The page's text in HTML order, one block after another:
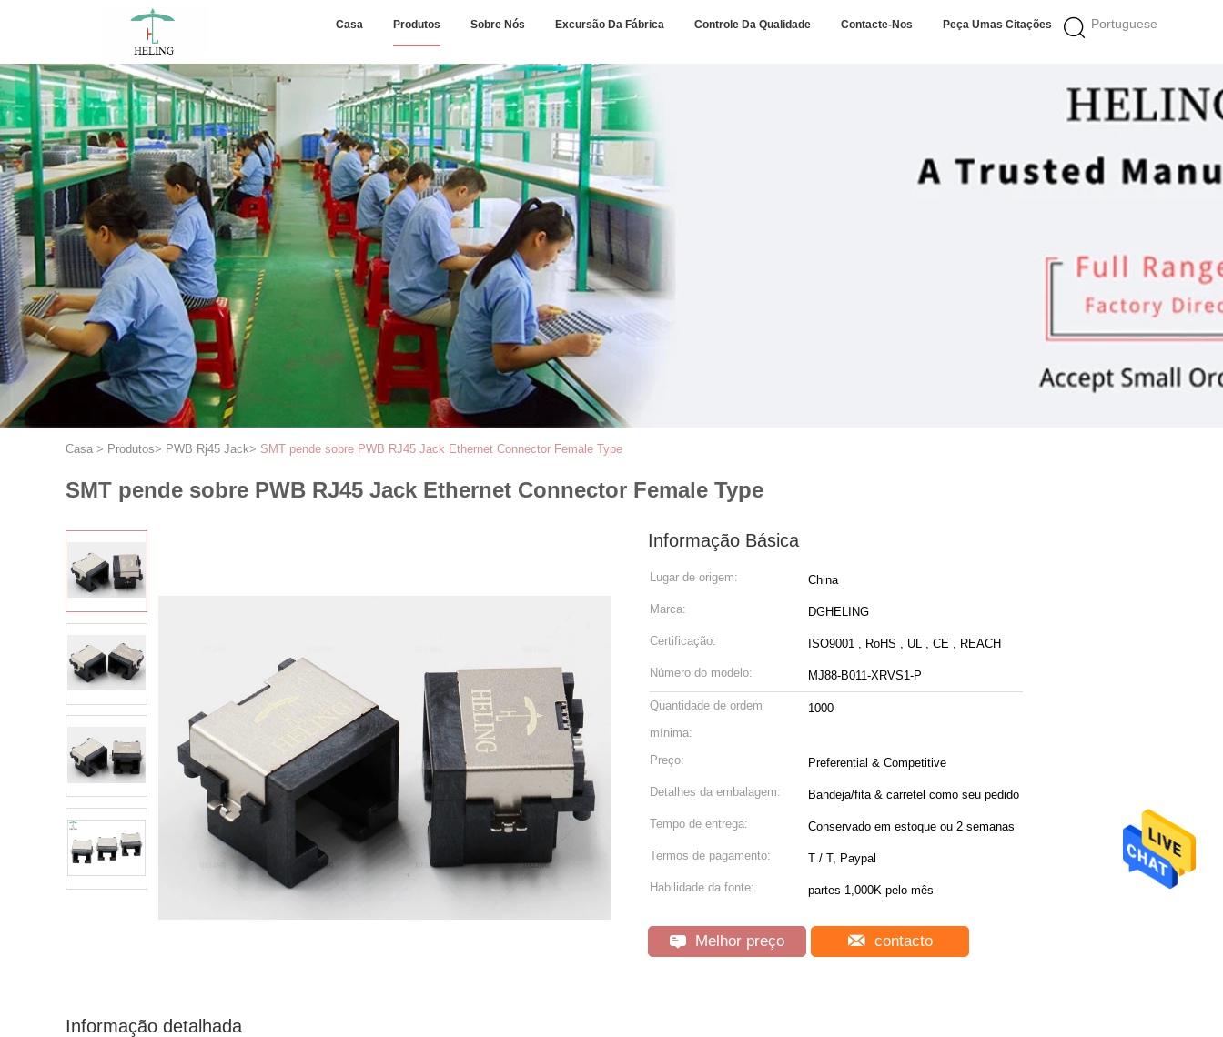
Portuguese
Casa Produtos Sobre Nós Excursão Da Fábrica Controle Da Qualidade Contacte-Nos Peça Umas Citações
Casa > Produtos> PWB Rj45 Jack> SMT pende sobre PWB RJ45 Jack Ethernet Connector Female Type
SMT pende sobre PWB RJ45 Jack Ethernet Connector Female Type
Informação Básica
Lugar de origem: China
Marca: DGHELING
Certificação: ISO9001 , RoHS , UL , CE , REACH
Número do modelo: MJ88-B011-XRVS1-P
Quantidade de ordem
mínima:
1000
Preço: Preferential & Competitive
Detalhes da embalagem: Bandeja/fita & carretel como seu pedido
Tempo de entrega: Conservado em estoque ou 2 semanas
Termos de pagamento: T / T, Paypal
Habilidade da fonte: partes 1,000K pelo mês
Melhor preço contacto
Informação detalhada